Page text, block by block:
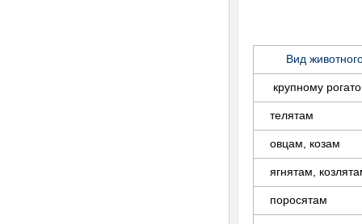
Вид
крупному
телятам
овцам, козам
ягнятам,
поросятам